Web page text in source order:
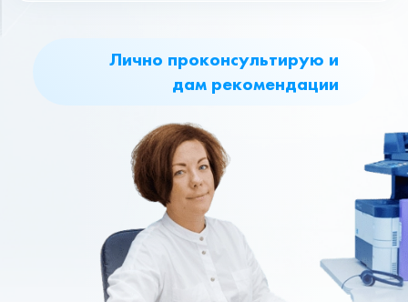
Лично проконсультирую и
дам рекомендации